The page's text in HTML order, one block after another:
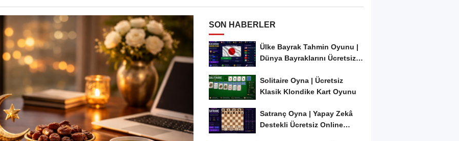
SON HABERLER
Ülke Bayrak Tahmin Oyunu |
Dünya Bayraklarını Ücretsiz
Solitaire Oyna | Ücretsiz
Klasik Klondike Kart Oyunu
Satranç Oyna | Yapay Zekâ
Destekli Ücretsiz Online